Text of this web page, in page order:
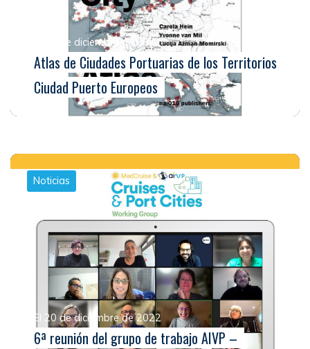
El 21 de diciembre de 2022
Atlas de Ciudades Portuarias de los Territorios
Ciudad Puerto Europeos
Noticias
El 20 de diciembre de 2022
6ª reunión del grupo de trabajo AIVP –